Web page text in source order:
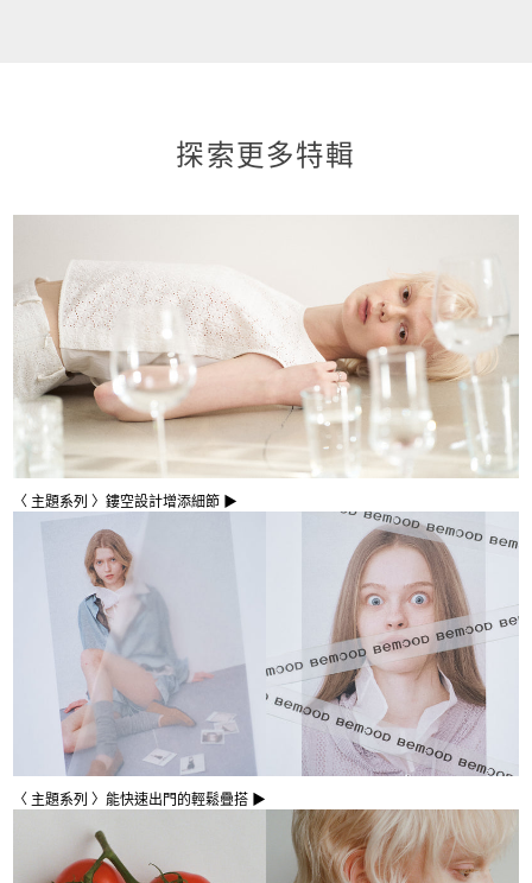
探索更多特輯
〈 主題系列 〉鏤空設計增添細節 ▶
〈 主題系列 〉能快速出門的輕鬆疊搭 ▶